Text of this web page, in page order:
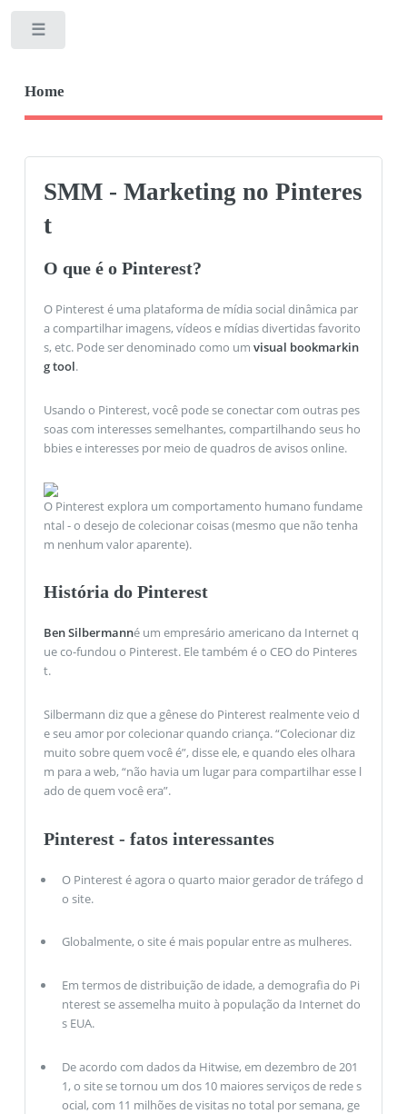
Home
SMM - Marketing no Pinteres
t
O que é o Pinterest?
O Pinterest é uma plataforma de mídia social dinâmica par
a compartilhar imagens, vídeos e mídias divertidas favorito
s, etc. Pode ser denominado como um visual bookmarkin
g tool.
Usando o Pinterest, você pode se conectar com outras pes
soas com interesses semelhantes, compartilhando seus ho
bbies e interesses por meio de quadros de avisos online.
O Pinterest explora um comportamento humano fundame
ntal - o desejo de colecionar coisas (mesmo que não tenha
m nenhum valor aparente).
História do Pinterest
Ben Silbermanné um empresário americano da Internet q
ue co-fundou o Pinterest. Ele também é o CEO do Pinteres
t.
Silbermann diz que a gênese do Pinterest realmente veio d
e seu amor por colecionar quando criança. “Colecionar diz
muito sobre quem você é”, disse ele, e quando eles olhara
m para a web, “não havia um lugar para compartilhar esse l
ado de quem você era”.
Pinterest - fatos interessantes
O Pinterest é agora o quarto maior gerador de tráfego d
o site.
Globalmente, o site é mais popular entre as mulheres.
Em termos de distribuição de idade, a demografia do Pi
nterest se assemelha muito à população da Internet do
s EUA.
De acordo com dados da Hitwise, em dezembro de 201
1, o site se tornou um dos 10 maiores serviços de rede s
ocial, com 11 milhões de visitas no total por semana, ge